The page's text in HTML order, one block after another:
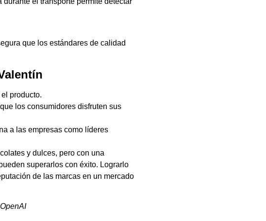
que los estándares de calidad
producto.
los consumidores disfruten sus
a las empresas como líderes
y dulces, pero con una
superarlos con éxito. Lograrlo
de las marcas en un mercado